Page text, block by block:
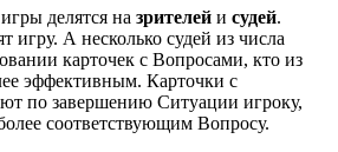
делятся на зрителей и судей.
игру. А несколько судей из числа
карточек с Вопросами, кто из
эффективным. Карточки с
по завершению Ситуации игроку,
соответствующим Вопросу.